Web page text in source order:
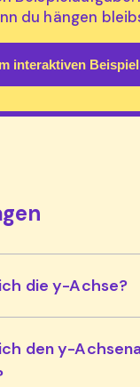
du hängen
interaktiven Beispiel
die y-Achse?
den y-